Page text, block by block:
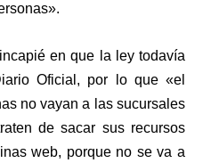
en que la ley todavía
Oficial, por lo que «el
no vayan a las sucursales
de sacar sus recursos
web, porque no se va a